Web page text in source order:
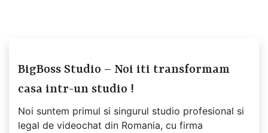
BigBoss Studio – Noi iti transformam
casa intr-un studio !
Noi suntem primul si singurul studio profesional si
legal de videochat din Romania, cu firma